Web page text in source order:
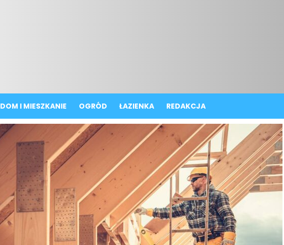
DOM I MIESZKANIE OGRÓD ŁAZIENKA REDAKCJA